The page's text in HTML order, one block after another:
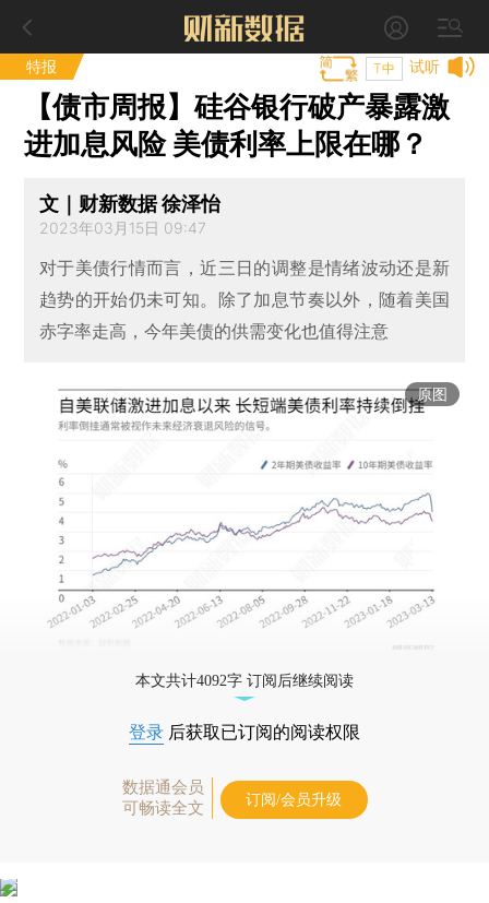
特报 试听
T中
【债市周报】硅谷银行破产暴露激
进加息风险 美债利率上限在哪？
文｜财新数据 徐泽怡
2023年03月15日 09:47
对于美债行情而言，近三日的调整是情绪波动还是新
趋势的开始仍未可知。除了加息节奏以外，随着美国
赤字率走高，今年美债的供需变化也值得注意
原图
本文共计4092字 订阅后继续阅读
登录 后获取已订阅的阅读权限
数据通会员
可畅读全文
订阅/会员升级